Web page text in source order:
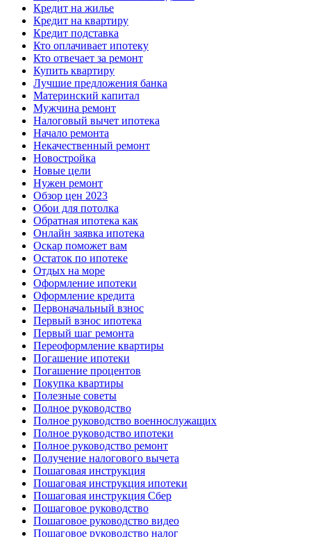
Кредит на жилье
Кредит на квартиру
Кредит подставка
Кто оплачивает ипотеку
Кто отвечает за ремонт
Купить квартиру
Лучшие предложения банка
Материнский капитал
Мужчина ремонт
Налоговый вычет ипотека
Начало ремонта
Некачественный ремонт
Новостройка
Новые цели
Нужен ремонт
Обзор цен 2023
Обои для потолка
Обратная ипотека как
Онлайн заявка ипотека
Оскар поможет вам
Остаток по ипотеке
Отдых на море
Оформление ипотеки
Оформление кредита
Первоначальный взнос
Первый взнос ипотека
Первый шаг ремонта
Переоформление квартиры
Погашение ипотеки
Погашение процентов
Покупка квартиры
Полезные советы
Полное руководство
Полное руководство военнослужащих
Полное руководство ипотеки
Полное руководство ремонт
Получение налогового вычета
Пошаговая инструкция
Пошаговая инструкция ипотеки
Пошаговая инструкция Сбер
Пошаговое руководство
Пошаговое руководство видео
Пошаговое руководство налог